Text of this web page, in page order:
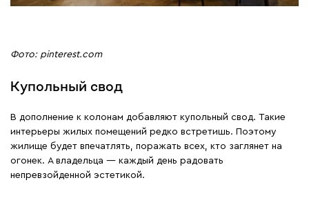
Фото: pinterest.com
Купольный свод
В дополнение к колонам добавляют купольный свод. Такие
интерьеры жилых помещений редко встретишь. Поэтому
жилище будет впечатлять, поражать всех, кто заглянет на
огонек. А владельца ― каждый день радовать
непревзойденной эстетикой.